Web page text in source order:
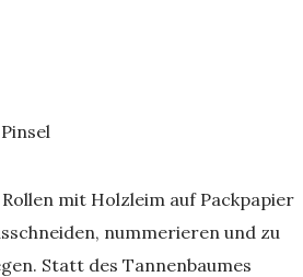
mit Holzleim auf Packpapier
nummerieren und zu
Statt des Tannenbaumes